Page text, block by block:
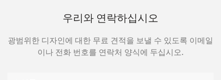
우리와 연락하십시오
광범위한 디자인에 대한 무료 견적을 보낼 수 있도록 이메일
이나 전화 번호를 연락처 양식에 두십시오.